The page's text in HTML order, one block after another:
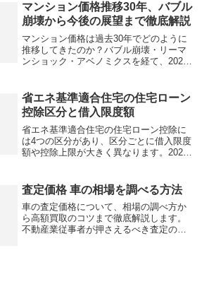
マンション価格推移30年、バブル
崩壊から今後の展望まで徹底解説
マンション価格は過去30年でどのように
推移してきたのか？バブル崩壊・リーマ
ンショック・アベノミクスを経て、2025
の見通しを詳しく解説します。知ってい
ますか？
省エネ基準適合住宅の住宅ローン
控除区分と借入限度額
省エネ基準適合住宅の住宅ローン控除に
は4つの区分があり、区分ごとに借入限度
額や控除上限が大きく異なります。2026
トとは？
査定価格 車の相場を調べる方法
車の査定価格について、相場の調べ方か
ら高額買取のコツまで徹底解説します。
不動産業従事者が押さえるべき査定の仕